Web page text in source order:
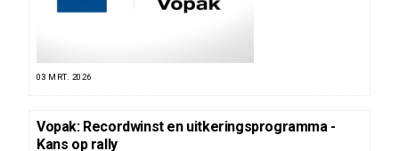
03 MRT. 2026
Vopak: Recordwinst en uitkeringsprogramma -
Kans op rally